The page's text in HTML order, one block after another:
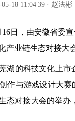
18 11:04:39 · 赵法彬
16日，由安徽省委
产业链生态对接大
湖的科技文化上
作与游戏设计大
态对接大会的举办